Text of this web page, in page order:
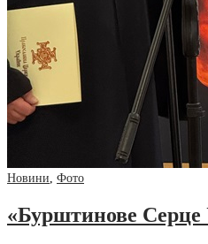
Новини, Фото
«Бурштинове Серце